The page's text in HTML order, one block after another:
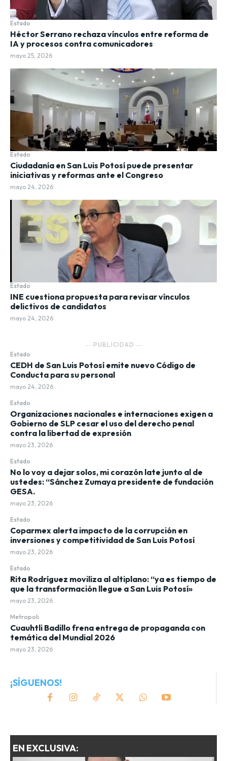
Estado
Héctor Serrano rechaza vínculos entre reforma de
IA y procesos contra comunicadores
mayo 25, 2026
Estado
Ciudadanía en San Luis Potosí puede presentar
iniciativas y reformas ante el Congreso
mayo 24, 2026
Estado
INE cuestiona propuesta para revisar vínculos
delictivos de candidatos
mayo 24, 2026
― PUBLICIDAD ―
Estado
CEDH de San Luis Potosí emite nuevo Código de
Conducta para su personal
mayo 24, 2026
Estado
Organizaciones nacionales e internaciones exigen a
Gobierno de SLP cesar el uso del derecho penal
contra la libertad de expresión
mayo 23, 2026
Estado
No lo voy a dejar solos, mi corazón late junto al de
ustedes: “Sánchez Zumaya presidente de fundación
GESA.
mayo 23, 2026
Estado
Coparmex alerta impacto de la corrupción en
inversiones y competitividad de San Luis Potosí
mayo 23, 2026
Estado
Rita Rodríguez moviliza al altiplano: “ya es tiempo de
que la transformación llegue a San Luis Potosí»
mayo 23, 2026
Metropoli
Cuauhtli Badillo frena entrega de propaganda con
temática del Mundial 2026
mayo 23, 2026
¡SÍGUENOS!
EN EXCLUSIVA: